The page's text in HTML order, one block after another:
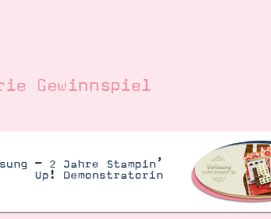
Gewinnspiel
– 2 Jahre Stampin’
Up! Demonstratorin